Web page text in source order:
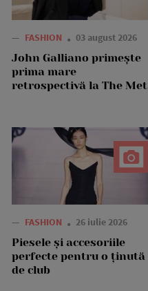
— FASHION 03 august 2026
John Galliano primește
prima mare
retrospectivă la The Met
— FASHION 26 iulie 2026
Piesele și accesoriile
perfecte pentru o ținută
de club